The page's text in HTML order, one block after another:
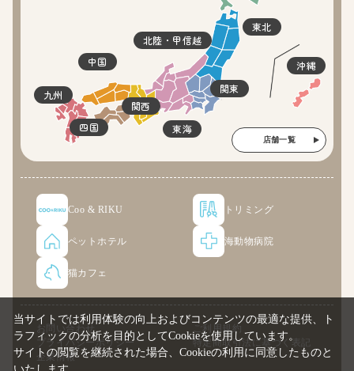
東北
関東
北陸・甲信越
東海
関西
四国
中国
九州
沖縄
店舗一覧
Coo & RIKU トリミング
ペットホテル 海動物病院
猫カフェ
お問い合わせ
ご利用規約
プライバシーポリシー
特定商取引法に基づく表記
企業情報
当サイトでは利用体験の向上およびコンテンツの最適な提供、ト
ラフィックの分析を目的としてCookieを使用しています。
サイトの閲覧を継続された場合、Cookieの利用に同意したものと